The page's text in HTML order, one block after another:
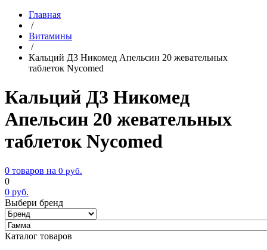
Главная
/
Витамины
/
Кальций Д3 Никомед Апельсин 20 жевательных
таблеток Nycomed
Кальций Д3 Никомед
Апельсин 20 жевательных
таблеток Nycomed
0 товаров на 0 руб.
0
0 руб.
Выбери бренд
Каталог товаров